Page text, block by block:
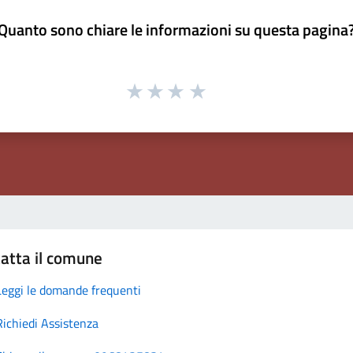
sono chiare le informazioni su questa
il comune
le domande frequenti
Assistenza